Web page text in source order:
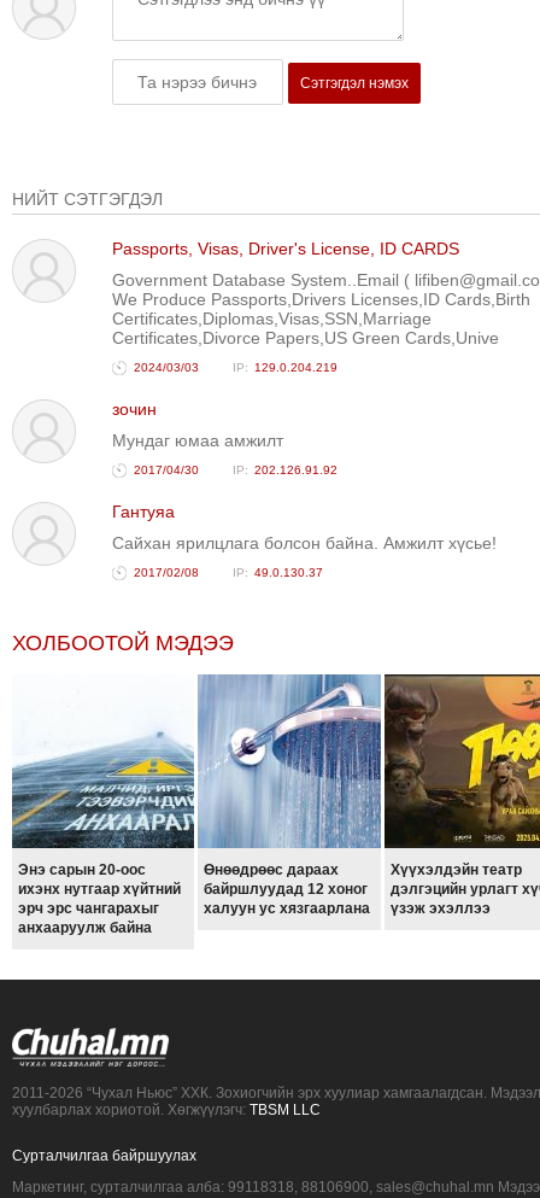
Сэтгэгдэл нэмэх
НИЙТ СЭТГЭГДЭЛ
Passports, Visas, Driver's License, ID CARDS
Government Database System..Email (
We Produce Passports,Drivers Licenses,ID Cards,Birth
Certificates,Diplomas,Visas,SSN,Marriage
Certificates,Divorce Papers,US Green Cards,Unive
2024/03/03 129.0.204.219
зочин
Мундаг юмаа амжилт
2017/04/30 202.126.91.92
Гантуяа
Сайхан ярилцлага болсон байна. Амжилт хүсье!
2017/02/08 49.0.130.37
ХОЛБООТОЙ МЭДЭЭ
Энэ сарын 20-оос
ихэнх нутгаар хүйтний
эрч эрс чангарахыг
анхааруулж байна
Өнөөдрөөс дараах
байршлуудад 12 хоног
халуун ус хязгаарлана
Хүүхэлдэйн театр
дэлгэцийн урлагт
үзэж эхэллээ
2011-2026 “Чухал Ньюс” ХХК. Зохиогчийн эрх хуулиар хамгаалагдсан.
хуулбарлах хориотой. Хөгжүүлэгч: TBSM LLC
Сурталчилгаа байршуулах
Маркетинг, сурталчилгаа алба: 99118318, 88106900, sales@chuhal.mn